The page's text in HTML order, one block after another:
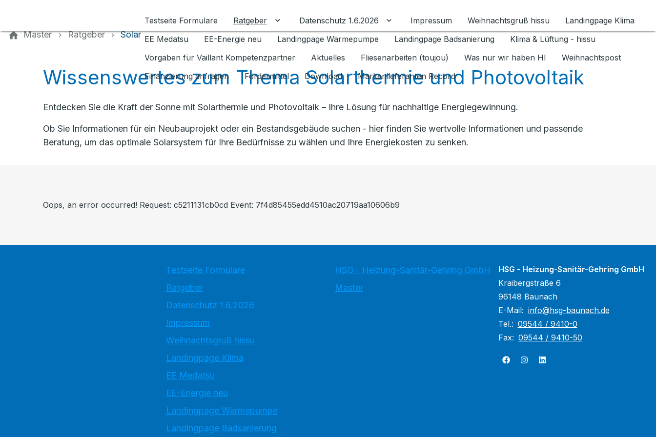
Testseite Formulare
Ratgeber Untermenü für Ratgeber umschalten
Datenschutz 1.6.2026 Untermenü für Datenschutz 1.6.2026 umschalten
Impressum Weihnachtsgruß hissu
Landingpage Klima
EE Medatsu
EE-Energie neu Landingpage Wärmepumpe Landingpage Badsanierung
Klima & Lüftung - hissu
Vorgaben für Vaillant Kompetenzpartner
Aktuelles Fliesenarbeiten (toujou) Was nur wir haben HI
Weihnachtspost
Finanzierung anfragen
Fördermittel Download Markenlieferanten Record
Master Ratgeber Solar
Wissenswertes zum Thema Solarthermie und Photovoltaik
Entdecken Sie die Kraft der Sonne mit Solarthermie und Photovoltaik – Ihre Lösung für nachhaltige Energiegewinnung.
Ob Sie Informationen für ein Neubauprojekt oder ein Bestandsgebäude suchen - hier finden Sie wertvolle Informationen und passende
Beratung, um das optimale Solarsystem für Ihre Bedürfnisse zu wählen und Ihre Energiekosten zu senken.
Oops, an error occurred! Request: c5211131cb0cd Event: 7f4d85455edd4510ac20719aa10606b9
Testseite Formulare
Ratgeber
Datenschutz 1.6.2026
Impressum
Weihnachtsgruß hissu
Landingpage Klima
EE Medatsu
EE-Energie neu
Landingpage Wärmepumpe
Landingpage Badsanierung
HSG - Heizung-Sanitär-Gehring GmbH
Master
HSG - Heizung-Sanitär-Gehring GmbH
Kraibergstraße 6
96148 Baunach
E-Mail: info@hsg-baunach.de
Tel.: 09544 / 9410-0
Fax: 09544 / 9410-50